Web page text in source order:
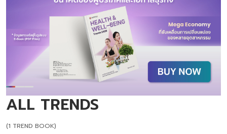
ALL TRENDS
(1 TREND BOOK)